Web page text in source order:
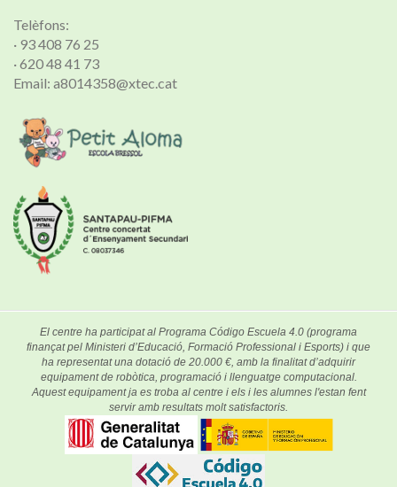
Telèfons:
· 93 408 76 25
· 620 48 41 73
Email: a8014358@xtec.cat
El centre ha participat al Programa Código Escuela 4.0 (programa
finançat pel Ministeri d’Educació, Formació Professional i Esports) i que
ha representat una dotació de 20.000 €, amb la finalitat d’adquirir
equipament de robòtica, programació i llenguatge computacional.
Aquest equipament ja es troba al centre i els i les alumnes l'estan fent
servir amb resultats molt satisfactoris.